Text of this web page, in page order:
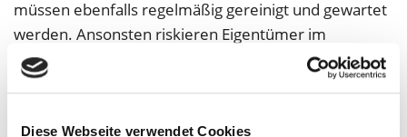
Diese Webseite verwendet Cookies
müssen ebenfalls regelmäßig gereinigt und gewartet
werden. Ansonsten riskieren Eigentümer im
Schadensfall ihren Versicherungsschutz. Nach
fachmännischer Unterweisung können Eigentümer
Wartung sollte dokumentiert werden, um im